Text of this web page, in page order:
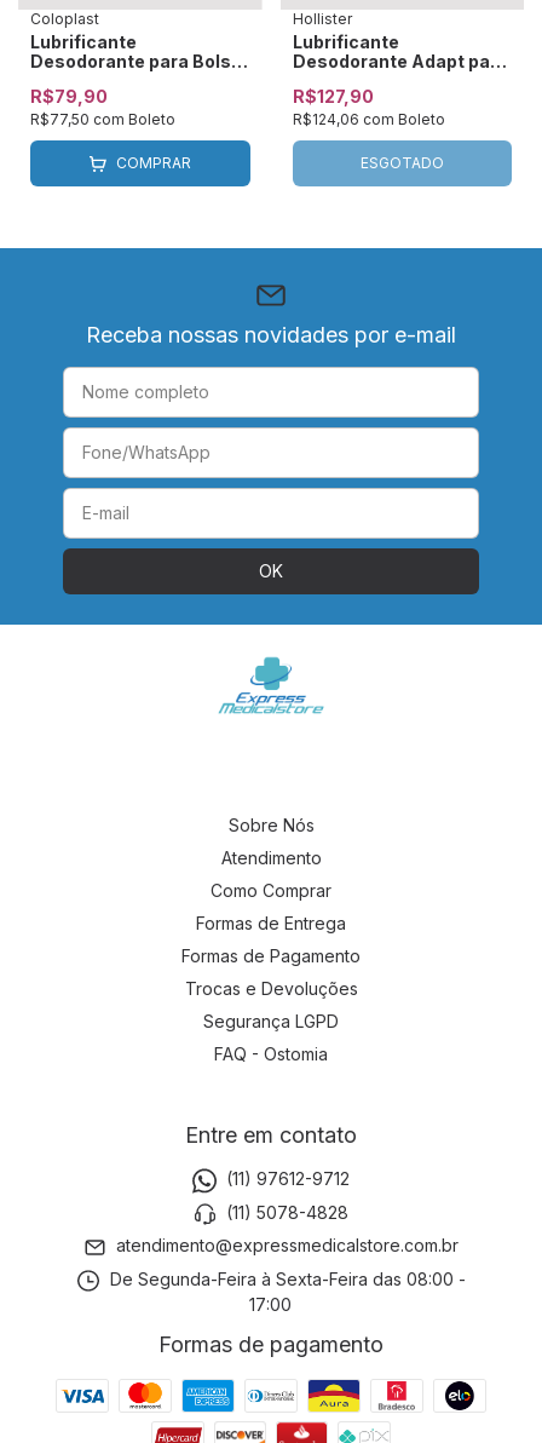
Coloplast
Lubrificante
Desodorante para Bolsa
Brava Coloplast - 12061
R$79,90
R$77,50 com Boleto
COMPRAR
Hollister
Lubrificante
Desodorante Adapt para
Hollister - 78500
R$127,90
R$124,06 com Boleto
ESGOTADO
Receba nossas novidades por e-mail
Sobre Nós
Atendimento
Como Comprar
Formas de Entrega
Formas de Pagamento
Trocas e Devoluções
Segurança LGPD
FAQ - Ostomia
Entre em contato
(11) 97612-9712
(11) 5078-4828
atendimento@expressmedicalstore.com.br
De Segunda-Feira à Sexta-Feira das 08:00 -
17:00
Formas de pagamento